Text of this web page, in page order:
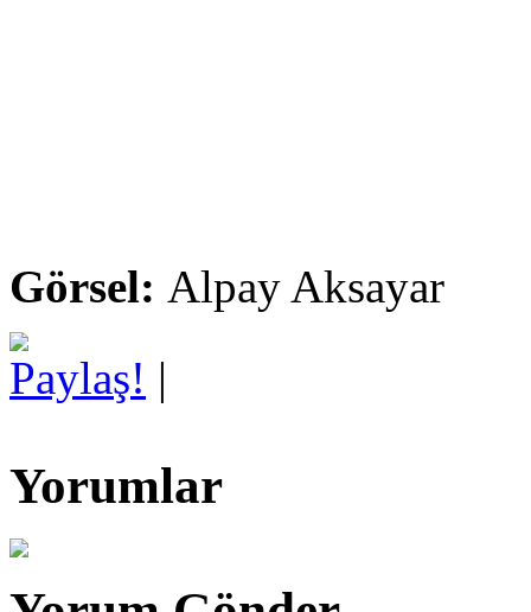
Görsel: Alpay Aksayar
Paylaş! |
Yorumlar